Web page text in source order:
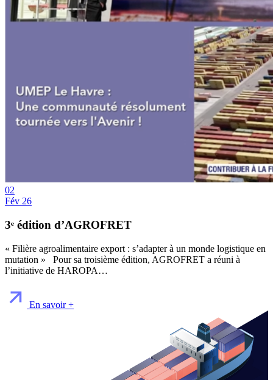
02
Fév 26
3ᵉ édition d’AGROFRET
« Filière agroalimentaire export : s’adapter à un monde logistique en
mutation » Pour sa troisième édition, AGROFRET a réuni à
l’initiative de HAROPA…
En savoir +